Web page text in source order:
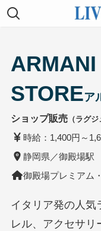
ARMANI
STOREア
ショップ販売（ラグジ
時給：1,400円～
静岡県／御殿場駅
御殿場プレミアム
イタリア発の人気
レル、アクセサリ